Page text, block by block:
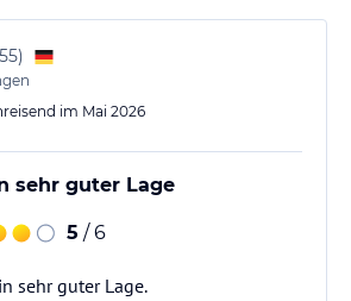
Würzburg ist ein exquisites
freundliches Familienhotel mit einem
eine Reihe verschiedener Tagungsräume
sodass für jeden Anlass etwas dabei
und unverbindliche
Kataloginformationen. Alle Angaben
Prüfung durch HolidayCheck. Bitte
)
im Mai 2026
sehr guter Lage
5 / 6
sehr guter Lage.